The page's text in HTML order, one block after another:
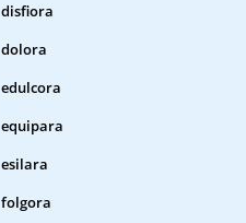
disfiora
dolora
edulcora
equipara
esilara
folgora